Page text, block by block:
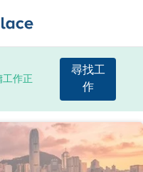
作正
尋找工
作